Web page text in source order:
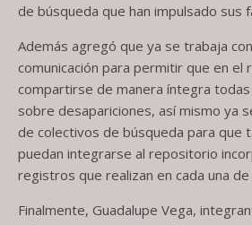
de búsqueda que han impulsado sus
Además agregó que ya se trabaja
comunicación para permitir que en el
compartirse de manera íntegra
sobre desapariciones, así mismo ya
de colectivos de búsqueda para que
puedan integrarse al repositorio
registros que realizan en cada una
Finalmente, Guadalupe Vega,